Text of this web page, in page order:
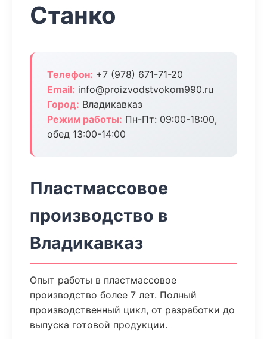
Станко
Телефон: +7 (978) 671-71-20
Email: info@proizvodstvokom990.ru
Город: Владикавказ
Режим работы: Пн-Пт: 09:00-18:00,
обед 13:00-14:00
Пластмассовое
производство в
Владикавказ
Опыт работы в пластмассовое
производство более 7 лет. Полный
производственный цикл, от разработки до
выпуска готовой продукции.